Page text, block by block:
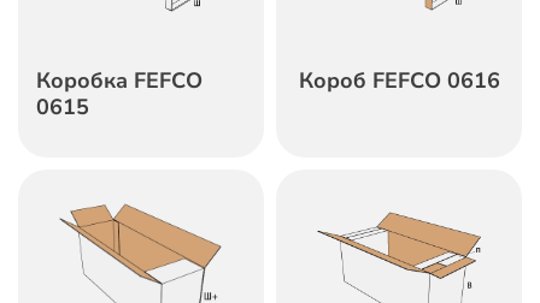
Коробка FEFCO
0615
Короб FEFCO 0616